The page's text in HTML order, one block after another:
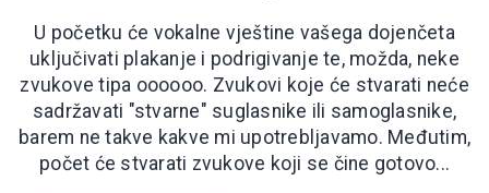
U početku će vokalne vještine vašega dojenčeta
uključivati plakanje i podrigivanje te, možda, neke
zvukove tipa oooooo. Zvukovi koje će stvarati neće
sadržavati "stvarne" suglasnike ili samoglasnike,
barem ne takve kakve mi upotrebljavamo. Međutim,
počet će stvarati zvukove koji se čine gotovo...